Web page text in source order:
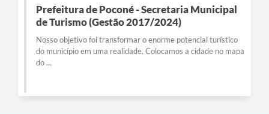
Prefeitura de Poconé - Secretaria Municipal
de Turismo (Gestão 2017/2024)
Nosso objetivo foi transformar o enorme potencial turístico
do município em uma realidade. Colocamos a cidade no mapa
do ...